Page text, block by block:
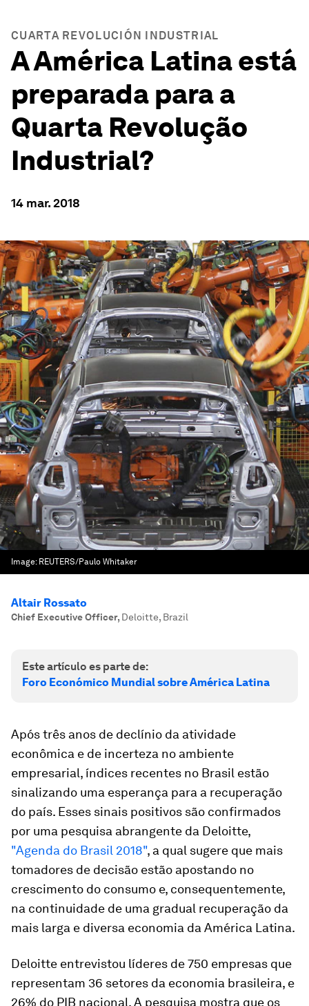
CUARTA REVOLUCIÓN INDUSTRIAL
A América Latina está
preparada para a
Quarta Revolução
Industrial?
14 mar. 2018
Image: REUTERS/Paulo Whitaker
Altair Rossato
Chief Executive Officer, Deloitte, Brazil
Este artículo es parte de:
Foro Económico Mundial sobre América Latina
Após três anos de declínio da atividade
econômica e de incerteza no ambiente
empresarial, índices recentes no Brasil estão
sinalizando uma esperança para a recuperação
do país. Esses sinais positivos são confirmados
por uma pesquisa abrangente da Deloitte,
"Agenda do Brasil 2018", a qual sugere que mais
tomadores de decisão estão apostando no
crescimento do consumo e, consequentemente,
na continuidade de uma gradual recuperação da
mais larga e diversa economia da América Latina.
Deloitte entrevistou líderes de 750 empresas que
representam 36 setores da economia brasileira, e
26% do PIB nacional. A pesquisa mostra que os